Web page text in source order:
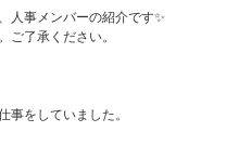
人事メンバーの紹介です✨
了承ください。
事をしていました。